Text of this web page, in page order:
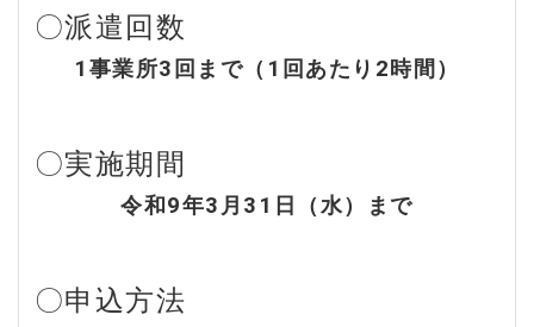
〇派遣回数
1事業所3回まで（1回あたり2時間）
〇実施期間
令和9年3月31日（水）まで
〇申込方法